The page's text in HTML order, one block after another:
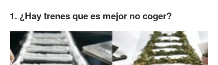
1. ¿Hay trenes que es mejor no coger?